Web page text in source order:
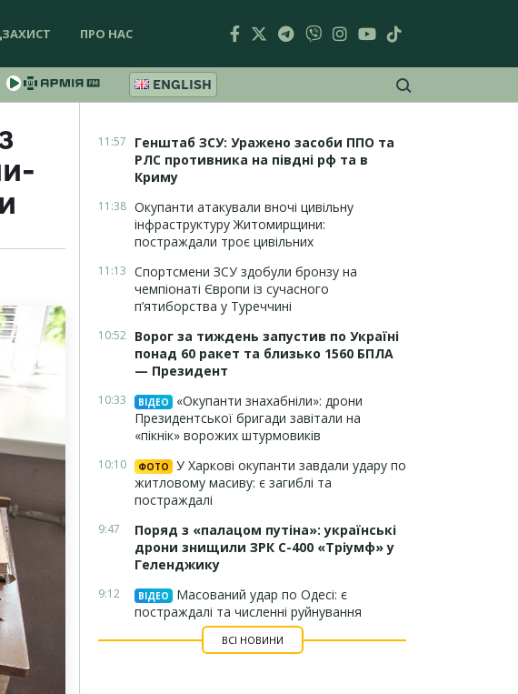
ПРО НАС
ENGLISH
11:57
Генштаб ЗСУ: Уражено засоби ППО та
РЛС противника на півдні рф та в
Криму
11:38 Окупанти атакували вночі цивільну
інфраструктуру Житомирщини:
постраждали троє цивільних
11:13 Спортсмени ЗСУ здобули бронзу на
чемпіонаті Європи із сучасного
п’ятиборства у Туреччині
10:52 Ворог за тиждень запустив по Україні
понад 60 ракет та близько 1560 БПЛА
— Президент
10:33 ВІДЕО
«Окупанти знахабніли»: дрони
Президентської бригади завітали на
«пікнік» ворожих штурмовиків
10:10 ФОТО
У Харкові окупанти завдали удару по
житловому масиву: є загиблі та
постраждалі
9:47
Поряд з «палацом путіна»: українські
дрони знищили ЗРК С-400 «Тріумф» у
Геленджику
9:12 ВІДЕО
Масований удар по Одесі: є
постраждалі та численні руйнування
ВСІ НОВИНИ